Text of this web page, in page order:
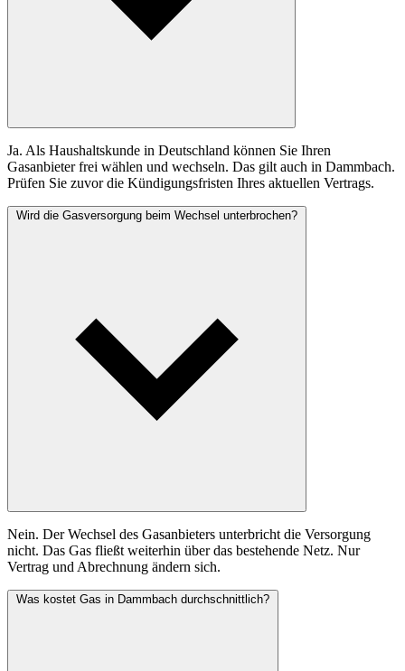
Ja. Als Haushaltskunde in Deutschland können Sie Ihren
Gasanbieter frei wählen und wechseln. Das gilt auch in Dammbach.
Prüfen Sie zuvor die Kündigungsfristen Ihres aktuellen Vertrags.
Wird die Gasversorgung beim Wechsel unterbrochen?
Nein. Der Wechsel des Gasanbieters unterbricht die Versorgung
nicht. Das Gas fließt weiterhin über das bestehende Netz. Nur
Vertrag und Abrechnung ändern sich.
Was kostet Gas in Dammbach durchschnittlich?